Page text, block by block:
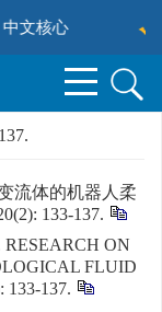
文核心
流体的机器人柔
133-137.
RESEARCH ON
FLUID
133-137.